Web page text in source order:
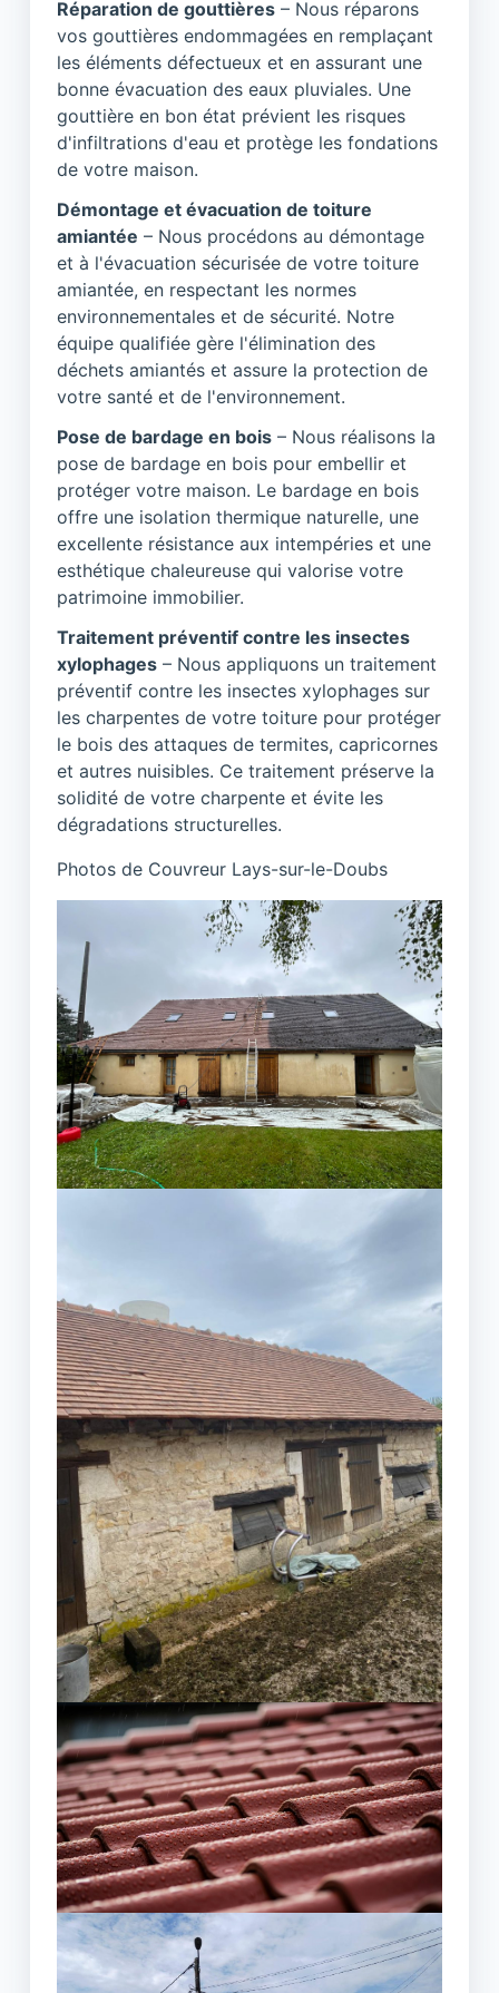
Réparation de gouttières – Nous réparons
vos gouttières endommagées en remplaçant
les éléments défectueux et en assurant une
bonne évacuation des eaux pluviales. Une
gouttière en bon état prévient les risques
d'infiltrations d'eau et protège les fondations
de votre maison.
Démontage et évacuation de toiture
amiantée – Nous procédons au démontage
et à l'évacuation sécurisée de votre toiture
amiantée, en respectant les normes
environnementales et de sécurité. Notre
équipe qualifiée gère l'élimination des
déchets amiantés et assure la protection de
votre santé et de l'environnement.
Pose de bardage en bois – Nous réalisons la
pose de bardage en bois pour embellir et
protéger votre maison. Le bardage en bois
offre une isolation thermique naturelle, une
excellente résistance aux intempéries et une
esthétique chaleureuse qui valorise votre
patrimoine immobilier.
Traitement préventif contre les insectes
xylophages – Nous appliquons un traitement
préventif contre les insectes xylophages sur
les charpentes de votre toiture pour protéger
le bois des attaques de termites, capricornes
et autres nuisibles. Ce traitement préserve la
solidité de votre charpente et évite les
dégradations structurelles.
Photos de Couvreur Lays-sur-le-Doubs